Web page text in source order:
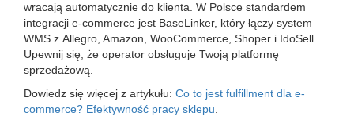
wracają automatycznie do klienta. W Polsce standardem
integracji e-commerce jest BaseLinker, który łączy system
WMS z Allegro, Amazon, WooCommerce, Shoper i IdoSell.
Upewnij się, że operator obsługuje Twoją platformę
sprzedażową.
Dowiedz się więcej z artykułu: Co to jest fulfillment dla e-
commerce? Efektywność pracy sklepu